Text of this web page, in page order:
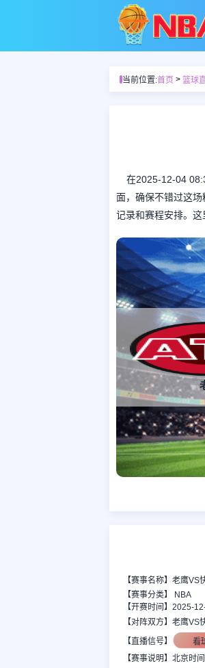
当前位置:首页 > 篮球
在2025-12-04
面，确保不错过这
记录和赛程安排。这
【赛事名称】老鹰VS
【赛事分类】
NBA
【开赛时间】2025-
【对阵双方】老鹰VS
【直播信号】
看
【赛事说明】北京时